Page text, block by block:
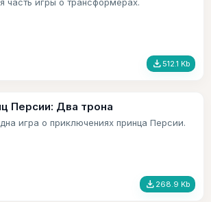
file_download 512.1 Kb
Персии: Два трона
игра о приключениях принца Персии.
file_download 268.9 Kb